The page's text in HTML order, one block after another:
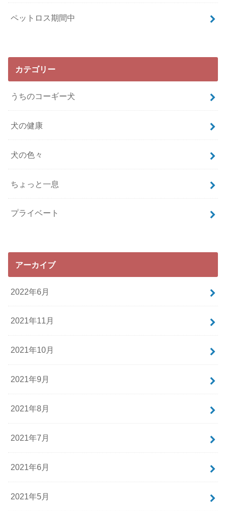
ペットロス期間中
カテゴリー
うちのコーギー犬
犬の健康
犬の色々
ちょっと一息
プライベート
アーカイブ
2022年6月
2021年11月
2021年10月
2021年9月
2021年8月
2021年7月
2021年6月
2021年5月